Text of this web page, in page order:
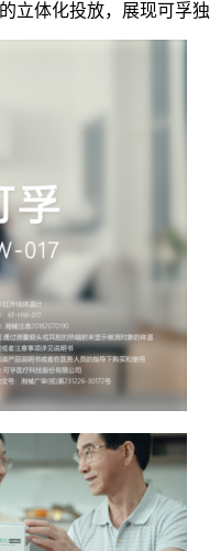
体化投放，展现可孚独